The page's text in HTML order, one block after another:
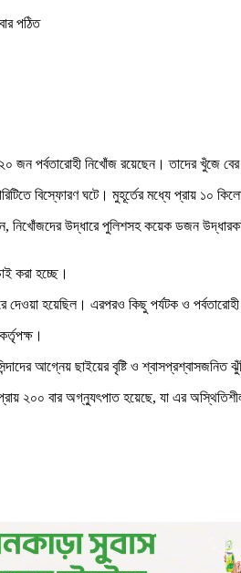
পঠিত
জন পর্বতারোহী নিখোঁজ রয়েছেন। তাদের খুঁজে
বিস্ফোরণ ঘটে। মুহূর্তের মধ্যে প্রায় ১০
নিখোঁজদের উদ্ধারে পুলিশসহ কয়েক ডজন
করা হচ্ছে।
হয়েছিল। এরপরও কিছু পর্যটক ও
আগ্নেয় ছাইয়ের বৃষ্টি ও
২০০ বার অগ্ন্যুৎপাত হয়েছে, যা এর